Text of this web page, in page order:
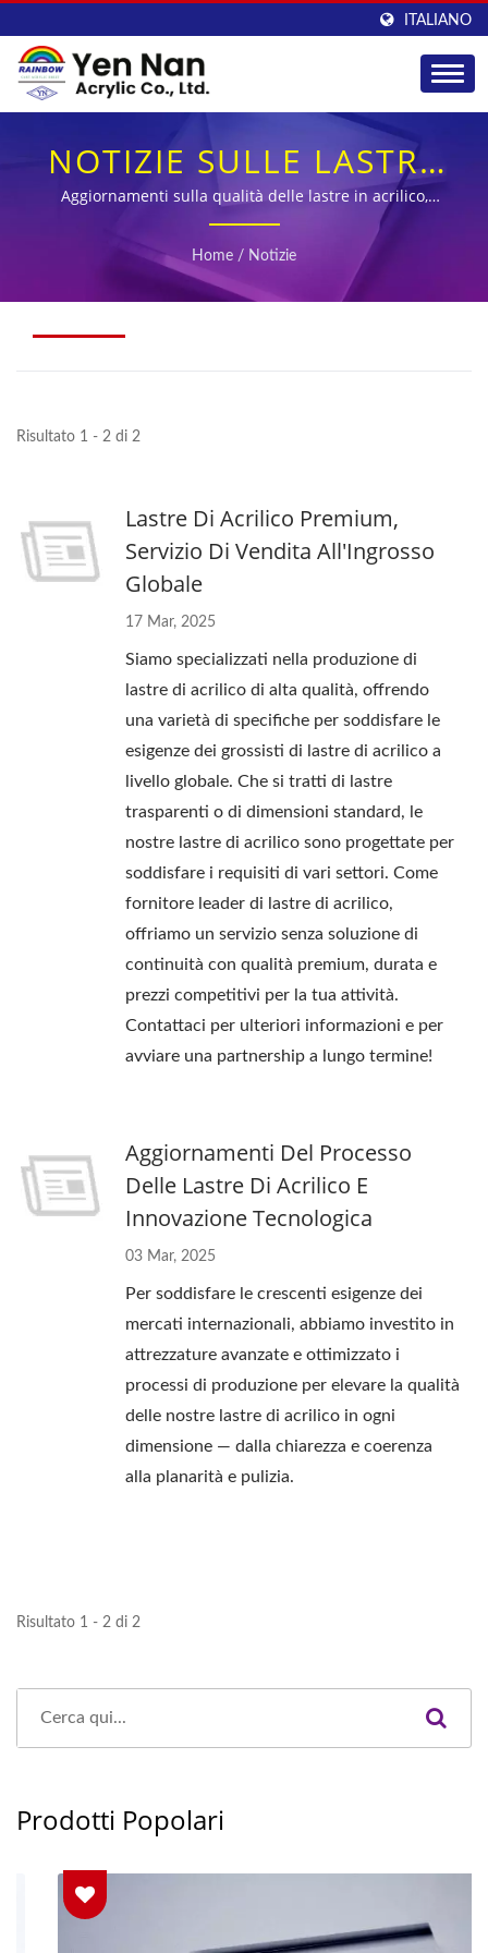
ITALIANO
NOTIZIE SULLE LASTRE
IN ACRILICO – YEN NAN
Aggiornamenti sulla qualità delle lastre in acrilico,
produzione e fornitura globale
Home / Notizie
Risultato 1 - 2 di 2
Lastre Di Acrilico Premium,
Servizio Di Vendita All'Ingrosso
Globale
17 Mar, 2025
Siamo specializzati nella produzione di
lastre di acrilico di alta qualità, offrendo
una varietà di specifiche per soddisfare le
esigenze dei grossisti di lastre di acrilico a
livello globale. Che si tratti di lastre
trasparenti o di dimensioni standard, le
nostre lastre di acrilico sono progettate per
soddisfare i requisiti di vari settori. Come
fornitore leader di lastre di acrilico,
offriamo un servizio senza soluzione di
continuità con qualità premium, durata e
prezzi competitivi per la tua attività.
Contattaci per ulteriori informazioni e per
avviare una partnership a lungo termine!
Aggiornamenti Del Processo
Delle Lastre Di Acrilico E
Innovazione Tecnologica
03 Mar, 2025
Per soddisfare le crescenti esigenze dei
mercati internazionali, abbiamo investito in
attrezzature avanzate e ottimizzato i
processi di produzione per elevare la qualità
delle nostre lastre di acrilico in ogni
dimensione — dalla chiarezza e coerenza
alla planarità e pulizia.
Risultato 1 - 2 di 2
Prodotti Popolari